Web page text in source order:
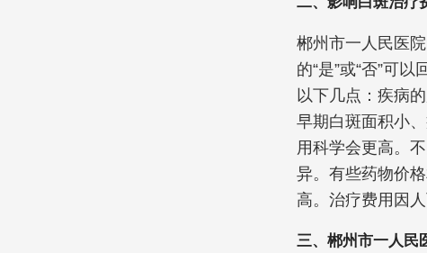
郴州市一人民医
的“是”或“否”可
以下几点：疾病
早期白斑面积小
用科学会更高。
异。有些药物价
高。治疗费用因
三、郴州市一人民